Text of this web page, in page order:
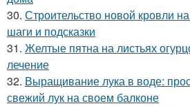
30. Строительство новой кровли
шаги и подсказки
31. Желтые пятна на листьях
лечение
32. Выращивание лука в воде:
свежий лук на своем балконе